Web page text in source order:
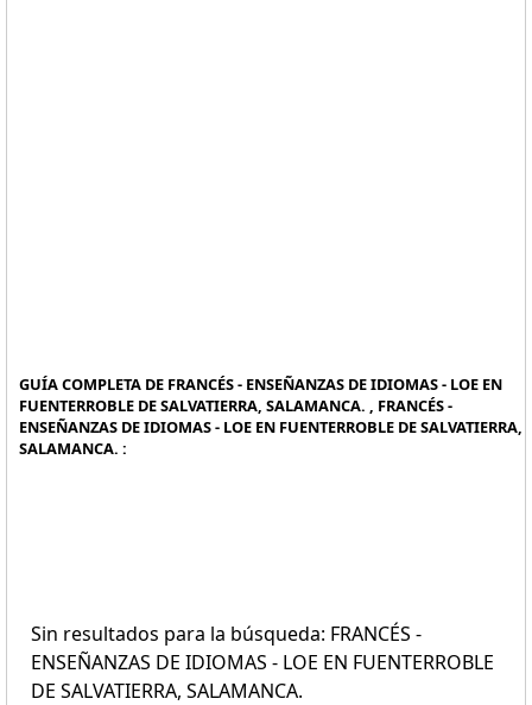
GUÍA COMPLETA DE FRANCÉS - ENSEÑANZAS DE IDIOMAS - LOE EN
FUENTERROBLE DE SALVATIERRA, SALAMANCA. , FRANCÉS -
ENSEÑANZAS DE IDIOMAS - LOE EN FUENTERROBLE DE SALVATIERRA,
SALAMANCA. :
Sin resultados para la búsqueda: FRANCÉS -
ENSEÑANZAS DE IDIOMAS - LOE EN FUENTERROBLE
DE SALVATIERRA, SALAMANCA.